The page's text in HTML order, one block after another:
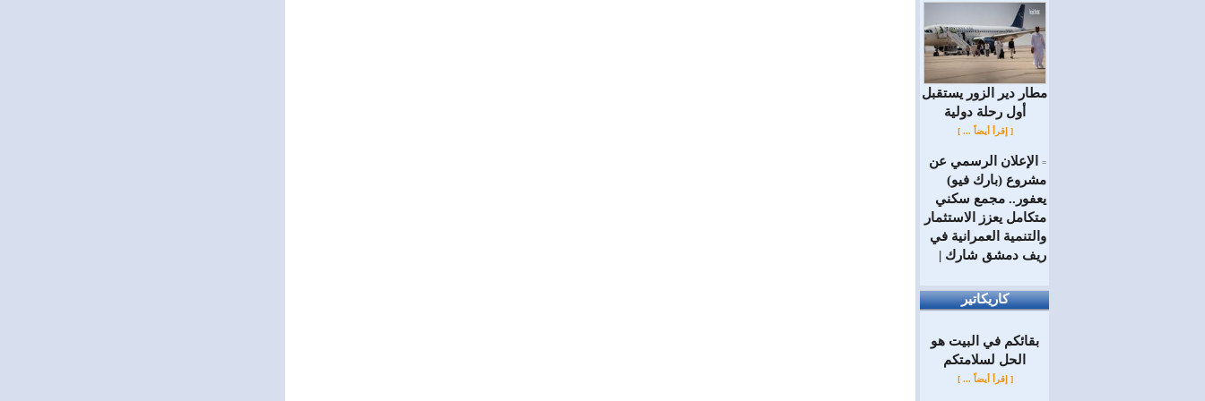
مطار دير الزور يستقبل
أول رحلة دولية
[ إقرأ أيضاً ... ]
=
الإعلان الرسمي عن
مشروع (بارك فيو)
يعفور.. مجمع سكني
متكامل يعزز الاستثمار
والتنمية العمرانية في
ريف دمشق شارك |
كاريكاتير
بقائكم في البيت هو
الحل لسلامتكم
[ إقرأ أيضاً ... ]